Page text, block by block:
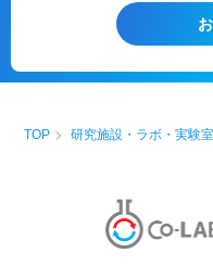
TOP 研究施設・ラボ・実験